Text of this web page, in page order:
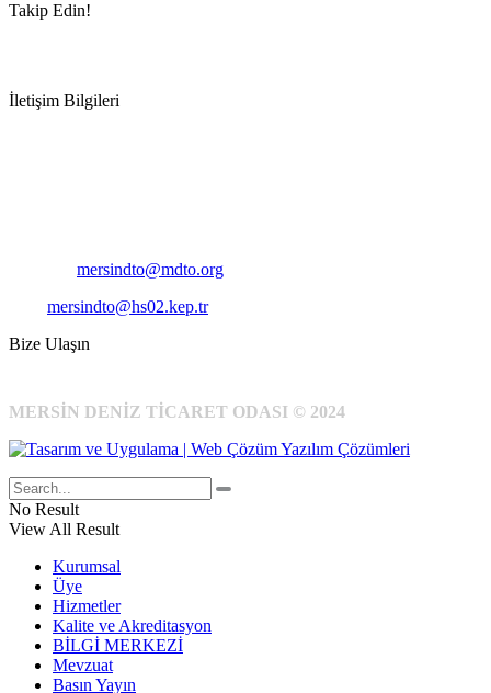
Takip Edin!
İletişim Bilgileri
mersindto@mdto.org
mersindto@hs02.kep.tr
Bize Ulaşın
MERSİN DENİZ TİCARET ODASI © 2024
No Result
View All Result
Kurumsal
Üye
Hizmetler
Kalite ve Akreditasyon
BİLGİ MERKEZİ
Mevzuat
Basın Yayın